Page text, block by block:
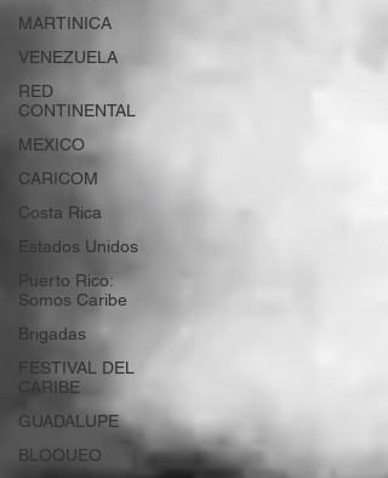
MARTINICA
VENEZUELA
RED
CONTINENTAL
MEXICO
CARICOM
Costa Rica
Estados Unidos
Puerto Rico:
Somos Caribe
Brigadas
FESTIVAL DEL
CARIBE
GUADALUPE
BLOQUEO